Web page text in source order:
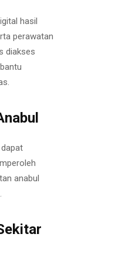
hasil
perawatan
diakses
anabul